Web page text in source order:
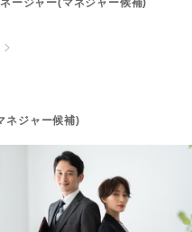
ージャー(マネジャー候補)
ネジャー候補)